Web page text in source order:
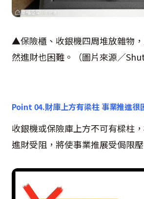
▲保險櫃、收銀機四周堆放雜物
然進財也困難。（圖片來源／
Point 04.財庫上方有梁柱 事業推進很
收銀機或保險庫上方不可有樑柱
進財受阻，將使事業推展受侷限壓